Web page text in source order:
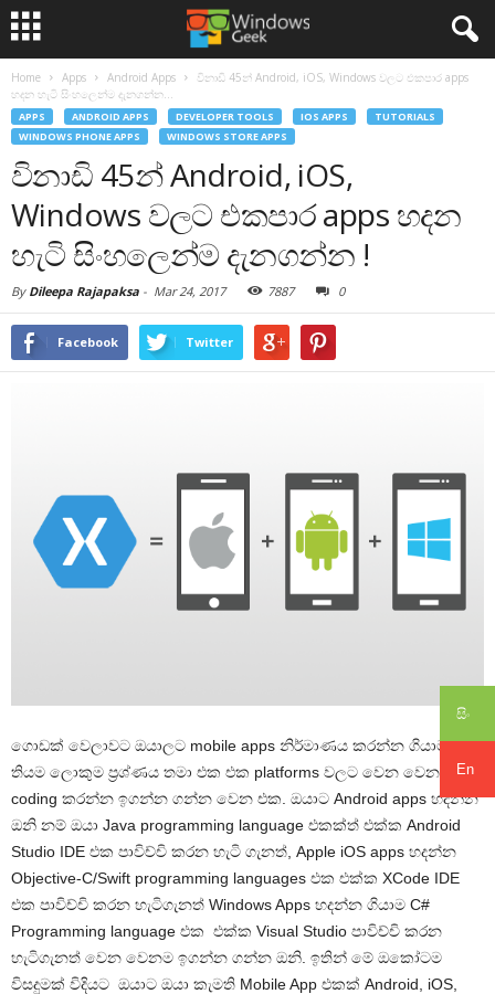
සිං
En
Home Apps Android Apps
විනාඩි 45න් Android, iOS, Windows වලට එකපාර apps
හදන හැටි සිංහලෙන්ම දැනගන්න...
APPS ANDROID APPS DEVELOPER TOOLS IOS APPS
TUTORIALS
WINDOWS PHONE APPS
WINDOWS STORE APPS
විනාඩි 45න් Android, iOS,
Windows වලට එකපාර apps හදන
හැටි සිංහලෙන්ම දැනගන්න !
By Dileepa Rajapaksa - Mar 24, 2017 7887 0
Facebook Twitter
ගොඩක් වෙලාවට ඔයාලට mobile apps නිර්මාණය කරන්න ගියාම
තියම ලොකුම ප්‍රශ්ණය තමා එක එක platforms වලට වෙන වෙනම
coding කරන්න ඉගන්න ගන්න වෙන එක. ඔයාට Android apps හදන්න
ඔනි නම් ඔයා Java programming language එකක්ත් එක්ක Android
Studio IDE එක පාවිච්චි කරන හැටි ගැනත්, Apple iOS apps හදන්න
Objective-C/Swift programming languages එක එක්ක XCode IDE
එක පාවිච්චි කරන හැටිගැනත් Windows Apps හදන්න ගියාම C#
Programming language එක එක්ක Visual Studio පාවිච්චි කරන
හැටිගැනත් වෙන වෙනම ඉගන්න ගන්න ඔනි. ඉතින් මේ ඔකෝටම
විසදුමක් විදියට ඔයාට ඔයා කැමති Mobile App එකක් Android, iOS,